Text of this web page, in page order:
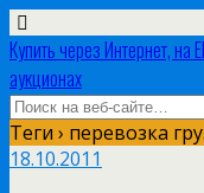
Купить через Интернет, на
аукционах
Теги › перевозка
18.10.2011